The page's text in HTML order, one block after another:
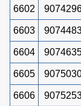
6602
6603
6604
6605
6606